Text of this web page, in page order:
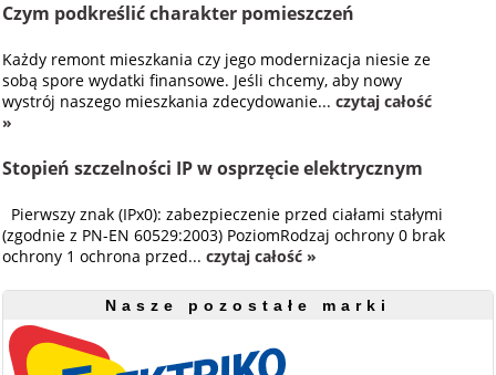
Czym podkreślić charakter pomieszczeń
Każdy remont mieszkania czy jego modernizacja niesie ze
sobą spore wydatki finansowe. Jeśli chcemy, aby nowy
wystrój naszego mieszkania zdecydowanie...czytaj całość
»
Stopień szczelności IP w osprzęcie elektrycznym
Pierwszy znak (IPx0): zabezpieczenie przed ciałami stałymi
(zgodnie z PN-EN 60529:2003) PoziomRodzaj ochrony 0 brak
ochrony 1 ochrona przed...czytaj całość »
Nasze pozostałe marki